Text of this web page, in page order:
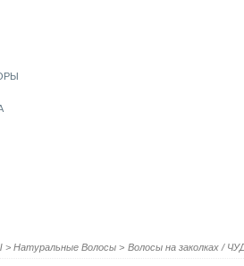
> Натуральные Волосы > Волосы на заколках /